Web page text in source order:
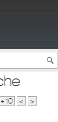
+10 < >